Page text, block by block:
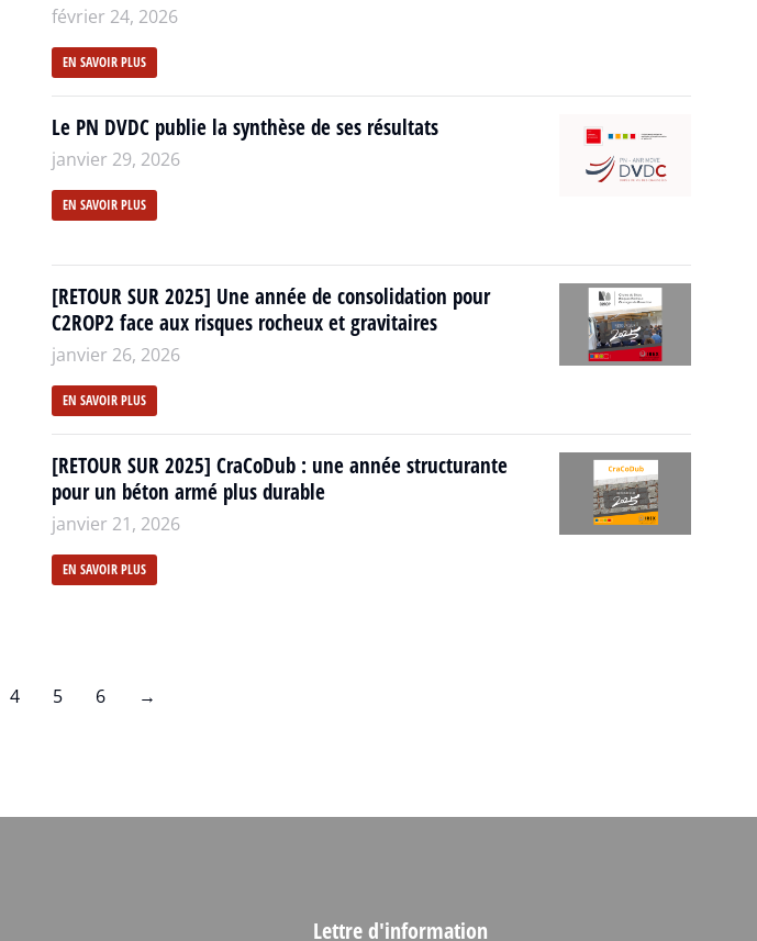
février 24, 2026
EN SAVOIR PLUS
Le PN DVDC publie la synthèse de ses résultats
janvier 29, 2026
EN SAVOIR PLUS
[RETOUR SUR 2025] Une année de consolidation pour
C2ROP2 face aux risques rocheux et gravitaires
janvier 26, 2026
EN SAVOIR PLUS
[RETOUR SUR 2025] CraCoDub : une année structurante
pour un béton armé plus durable
janvier 21, 2026
EN SAVOIR PLUS
4 5 6 →
Lettre d'information